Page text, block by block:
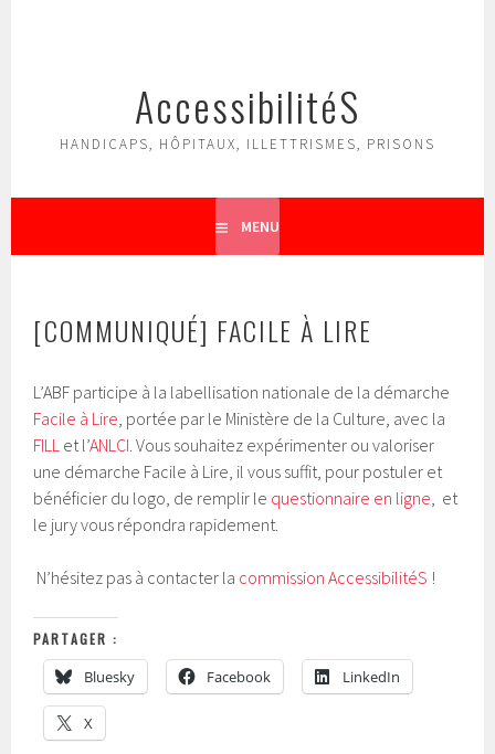
AccessibilitéS
HANDICAPS, HÔPITAUX, ILLETTRISMES, PRISONS
MENU
[COMMUNIQUÉ] FACILE À LIRE
L’ABF participe à la labellisation nationale de la démarche
Facile à Lire, portée par le Ministère de la Culture, avec la
FILL et l’ANLCI. Vous souhaitez expérimenter ou valoriser
une démarche Facile à Lire, il vous suffit, pour postuler et
bénéficier du logo, de remplir le questionnaire en ligne, et
le jury vous répondra rapidement.
N’hésitez pas à contacter la commission AccessibilitéS !
PARTAGER :
Bluesky Facebook LinkedIn
X